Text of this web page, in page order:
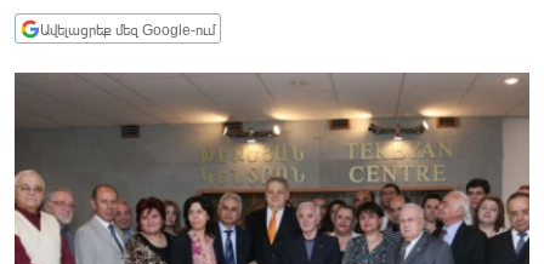
ՏՆՏԵՍՈՒԹՅՈՒՆ
ՊԱՏԵՐԱԶՄԻ 6 ՇԱԲԱԹՆԵՐԸ
ՄԻՋԱԶԳԱՅԻՆ
ՄՇԱԿՈՒՅԹ
Ավելացրեք մեզ Google-ում